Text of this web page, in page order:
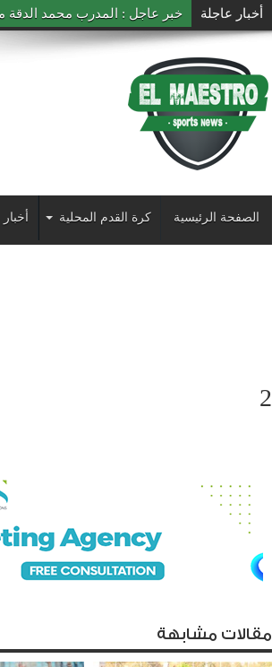
أخبار عاجلة خبر عاجل : المدرب محمد الدقة
الصفحة الرئيسية كرة القدم المحلية
2
مقالات مشابهة